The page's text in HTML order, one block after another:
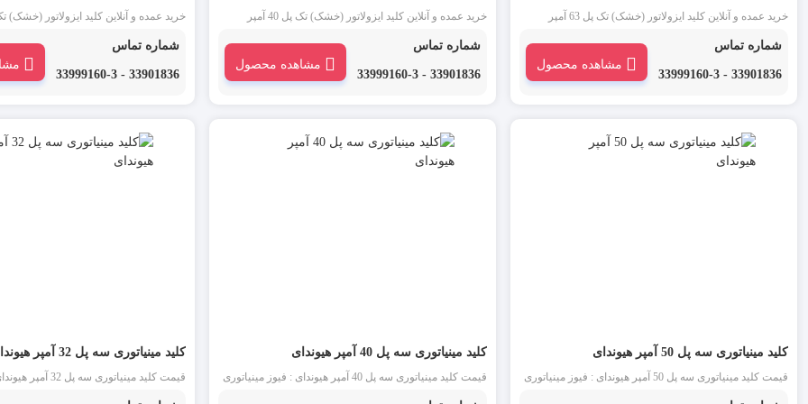
خرید عمده و آنلاین کلید ایزولاتور (خشک) تک پل 63 آمپر
مینیاتوری است که به عنوان یک جداکننده بین میناتوری و بار
مورد استفاده قرار می گیرد. این محصول در بازار لاله
زار ایزولاتور سوئیچ یا کلید جداکننده نیز نامیده می شود.
شماره تماس
33901836 - 33999160-3
مشاهده محصول
خرید عمده و آنلاین کلید ایزولاتور (خشک) تک پل 40 آمپر
مینیاتوری است که به عنوان یک جداکننده بین میناتوری و بار
مورد استفاده قرار می گیرد. این محصول در بازار لاله
زار ایزولاتور سوئیچ یا کلید جداکننده نیز نامیده می شود.
شماره تماس
33901836 - 33999160-3
مشاهده محصول
مینیاتوری است که به عنوان یک جداکننده
مورد استفاده قرار می گیرد. این محصول در
زار ایزولاتور سوئیچ یا کلید جداکننده نیز
شماره تماس
33901836 - 33999160-3
کلید مینیاتوری سه پل 50 آمپر هیوندای
قیمت کلید مینیاتوری سه پل 50 آمپر هیوندای : فیوز مینیاتوری
کلید مینیاتوری سه پل 40 آمپر هیوندای
قیمت کلید مینیاتوری سه پل 40 آمپر هیوندای : فیوز مینیاتوری
کلید مینیاتوری سه پل 32 آمپر هیوندای
قیمت کلید مینیاتوری